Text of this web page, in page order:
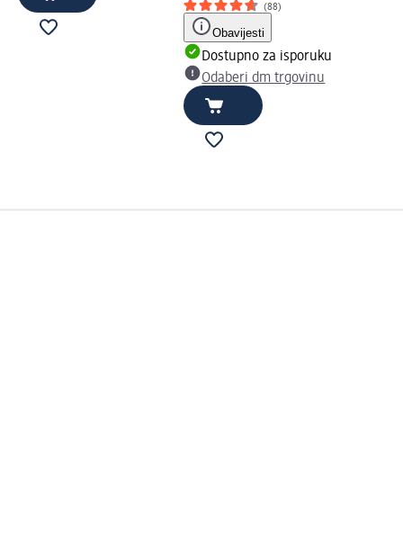
(88)
Obavijesti
Dostupno za isporuku
Odaberi dm trgovinu